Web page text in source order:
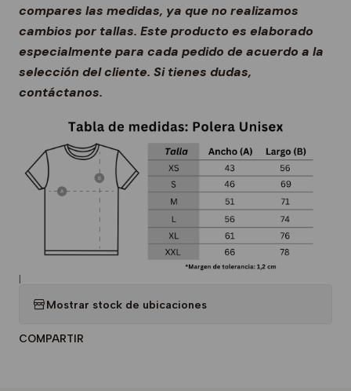
compares las medidas, ya que no realizamos
cambios por tallas. Este producto es elaborado
especialmente para cada pedido de acuerdo a la
selección del cliente. Si tienes dudas,
contáctanos.
|
Mostrar stock de ubicaciones
COMPARTIR